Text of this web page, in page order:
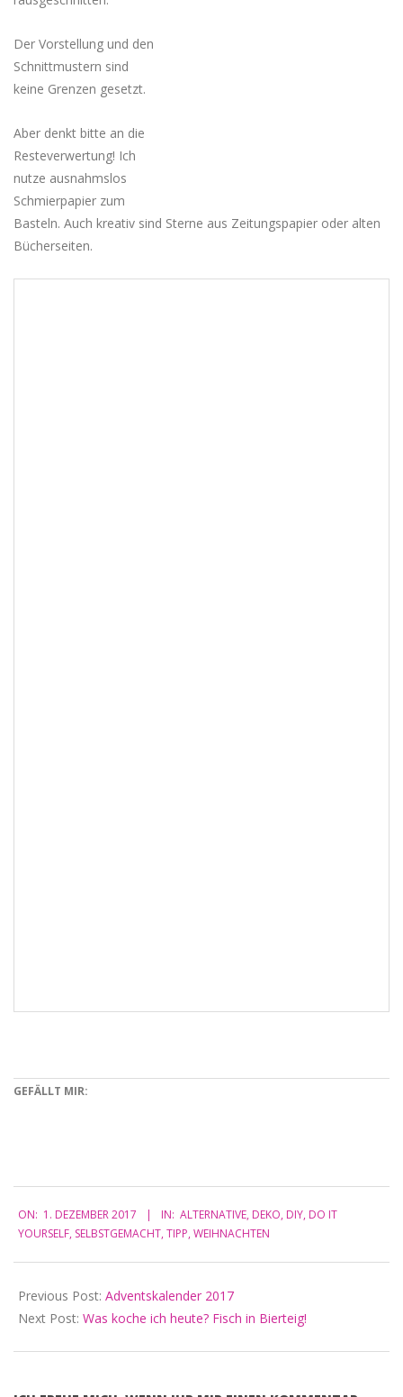
Der Vorstellung und den
Schnittmustern sind
keine Grenzen gesetzt.
Aber denkt bitte an die
Resteverwertung! Ich
nutze ausnahmslos
Schmierpapier zum
Basteln. Auch kreativ sind Sterne aus Zeitungspapier oder alten
Bücherseiten.
GEFÄLLT MIR:
12-
01
ON: 1. DEZEMBER 2017 IN: ALTERNATIVE, DEKO, DIY, DO IT
YOURSELF, SELBSTGEMACHT, TIPP, WEIHNACHTEN
Previous Post: Adventskalender 2017
Next Post: Was koche ich heute? Fisch in Bierteig!